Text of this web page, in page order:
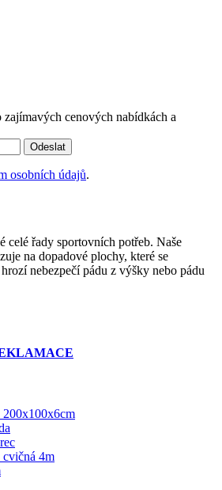
cenových nabídkách a
Odeslat
osobních údajů.
celé řady sportovních potřeb. Naše
na dopadové plochy, které se
nebezpečí pádu z výšky nebo pádu
cvičná 4m